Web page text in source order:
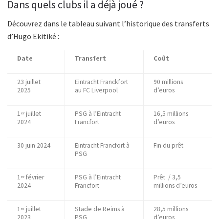
Dans quels clubs il a déjà joué ?
Découvrez dans le tableau suivant l’historique des transferts
d’Hugo Ekitiké :
Date Transfert Coût
23 juillet
2025
Eintracht Franckfort
au FC Liverpool
90 millions
d’euros
1 erjuillet
2024
PSG à l’Eintracht
Francfort
16,5 millions
d’euros
30 juin 2024
Eintracht Francfort à
PSG
Fin du prêt
1 erfévrier
2024
PSG à l’Eintracht
Francfort
Prêt / 3,5
millions d’euros
1 erjuillet
Stade de Reims à
28,5 millions